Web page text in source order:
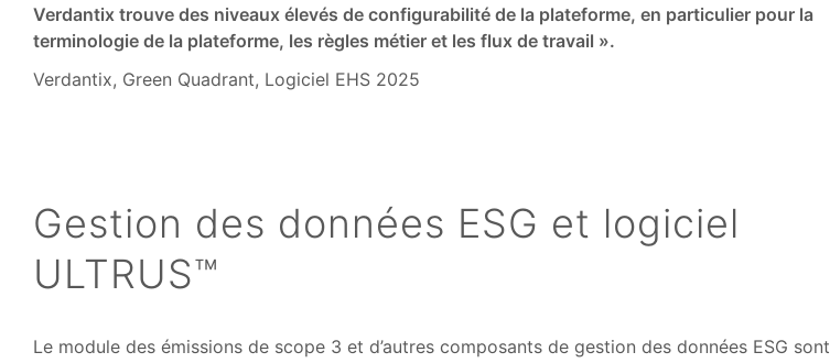
Verdantix trouve des niveaux élevés de configurabilité de la plateforme, en particulier pour la
terminologie de la plateforme, les règles métier et les flux de travail ».
Verdantix, Green Quadrant, Logiciel EHS 2025
Gestion des données ESG et logiciel
ULTRUS™
Le module des émissions de scope 3 et d’autres composants de gestion des données ESG sont